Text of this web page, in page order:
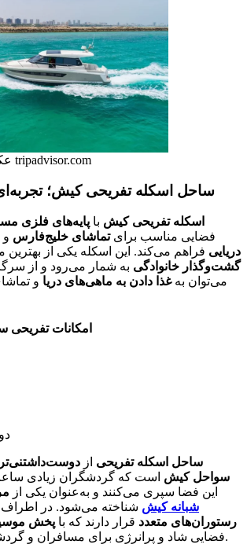
عکس از: سایت tripadvisor.com
ساحل اسکله تفریحی کیش؛
اسکله تفریحی کیش با پایه‌های فلزی
فضایی مناسب برایتماشای خلیج‌فارس و
دریایی فراهم می‌کند. این اسکله یکی از بهترین
گشت‌وگذار خانوادگی به شمار می‌رود و از
می‌توان بهغذا دادن به ماهی‌های دریا و
امکانات تفریحی
ساحل اسکله تفریحی از
سواحل کیش است که گردشگران زیادی
این فضا سپری می‌کنند و به‌عنوان یکی از
شبانه کیش شناخته می‌شود. در اطراف
رستوران‌های متعدد قرار دارند که با پخش
فضایی شاد و پرانرژی برای مسافران و گردشگران ایجاد می‌کنند.